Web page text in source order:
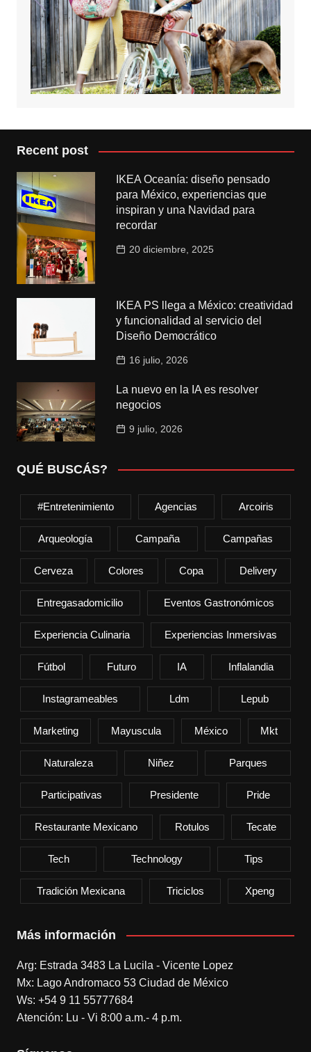
Recent post
IKEA Oceanía: diseño pensado
para México, experiencias que
inspiran y una Navidad para
recordar
20 diciembre, 2025
IKEA PS llega a México: creatividad
y funcionalidad al servicio del
Diseño Democrático
16 julio, 2026
La nuevo en la IA es resolver
negocios
9 julio, 2026
QUÉ BUSCÁS?
#entretenimiento Agencias Arcoiris
Arqueología Campaña Campañas
Cerveza Colores Copa Delivery
Entregasadomicilio Eventos Gastronómicos
Experiencia Culinaria Experiencias Inmersivas
Fútbol Futuro IA Inflalandia
Instagrameables Ldm Lepub
Marketing Mayuscula México Mkt
Naturaleza Niñez Parques
Participativas Presidente Pride
Restaurante Mexicano Rotulos Tecate
Tech Technology Tips
Tradición Mexicana Triciclos Xpeng
Más información
Arg: Estrada 3483 La Lucila - Vicente Lopez
Mx: Lago Andromaco 53 Ciudad de México
Ws: +54 9 11 55777684
Atención: Lu - Vi 8:00 a.m.- 4 p.m.